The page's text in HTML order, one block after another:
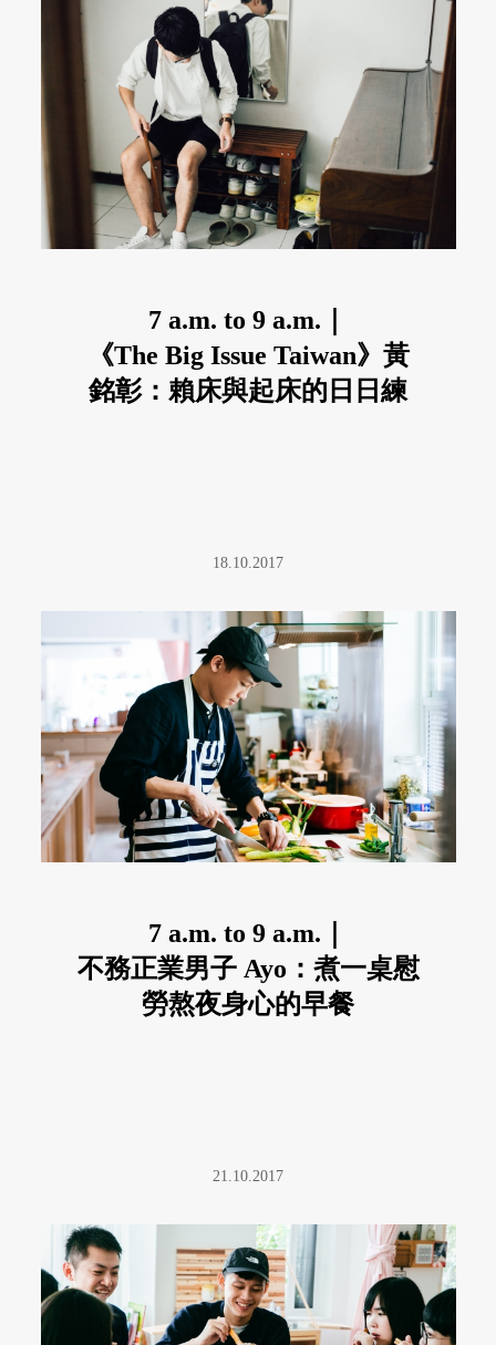
7 a.m. to 9 a.m.｜
《The Big Issue Taiwan》黃
銘彰：賴床與起床的日日練
18.10.2017
7 a.m. to 9 a.m.｜
不務正業男子 Ayo：煮一桌慰
勞熬夜身心的早餐
21.10.2017